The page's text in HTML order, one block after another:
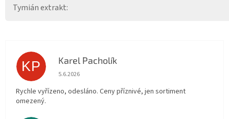
Tymián extrakt:
KP Karel Pacholík
Hodnocení obchodu je 4 z 5 hvězdiček.
5.6.2026
Rychle vyřízeno, odesláno. Ceny příznivé, jen sortiment
omezený.